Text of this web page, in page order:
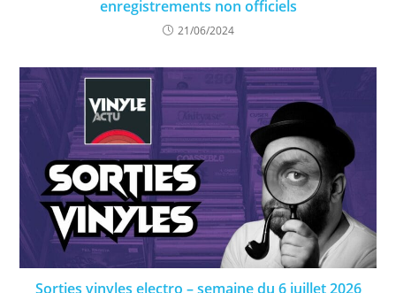
enregistrements non officiels
21/06/2024
Sorties vinyles electro – semaine du 6 juillet 2026